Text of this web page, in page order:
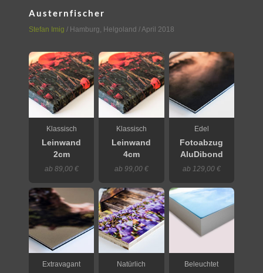
Austernfischer
Stefan Imig / Hamburg, Helgoland / April 2018
Klassisch
Leinwand
2cm
ab 89,00 €
Klassisch
Leinwand
4cm
ab 99,00 €
Edel
Fotoabzug
AluDibond
ab 129,00 €
Extravagant Natürlich Beleuchtet